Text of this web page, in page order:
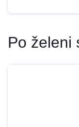
Po želeni